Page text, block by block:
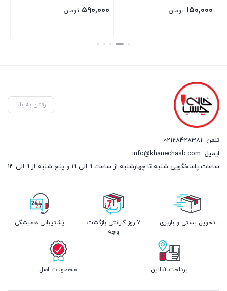
۱۵۰,۰۰۰ تومان ۵۹۰,۰۰۰ تومان
بستن
رفتن به بالا
تلفن 02128428381
ایمیل info@khanechasb.com
ساعات پاسخگویی شنبه تا چهارشنبه از ساعت 9 الی 19 و پنج شنبه از 9 الی 14
تحویل پستی و باربری
7 روز گارانتی بازگشت
وجه
پشتیبانی همیشگی
پرداخت آنلاین محصولات اصل